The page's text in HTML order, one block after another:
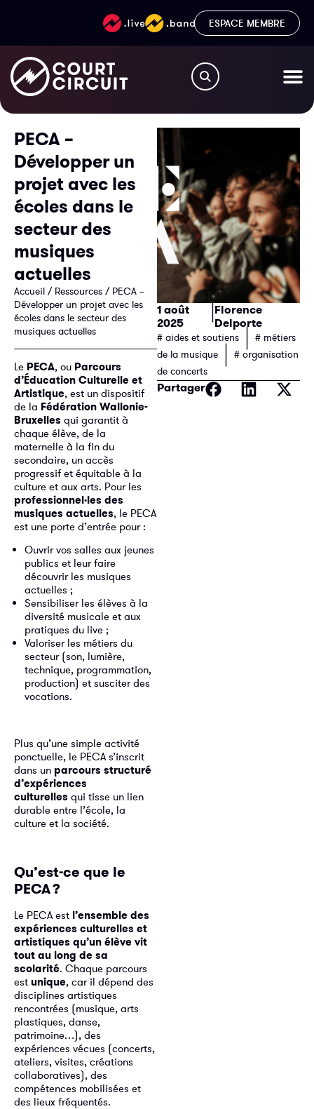
ESPACE MEMBRE
PECA –
Développer un
projet avec les
écoles dans le
secteur des
musiques
actuelles
Accueil / Ressources / PECA –
Développer un projet avec les
écoles dans le secteur des
musiques actuelles
Le PECA, ou Parcours
d’Éducation Culturelle et
Artistique, est un dispositif
de la Fédération Wallonie-
Bruxelles qui garantit à
chaque élève, de la
maternelle à la fin du
secondaire, un accès
progressif et équitable à la
culture et aux arts. Pour les
professionnel·les des
musiques actuelles, le PECA
est une porte d’entrée pour :
Ouvrir vos salles aux jeunes
publics et leur faire
découvrir les musiques
actuelles ;
Sensibiliser les élèves à la
diversité musicale et aux
pratiques du live ;
Valoriser les métiers du
secteur (son, lumière,
technique, programmation,
production) et susciter des
vocations.
Plus qu’une simple activité
ponctuelle, le PECA s’inscrit
dans un parcours structuré
d’expériences
culturelles qui tisse un lien
durable entre l’école, la
culture et la société.
Qu’est-ce que le
PECA?
Le PECA est l’ensemble des
expériences culturelles et
artistiques qu’un élève vit
tout au long de sa
scolarité. Chaque parcours
est unique, car il dépend des
disciplines artistiques
rencontrées (musique, arts
plastiques, danse,
patrimoine…), des
expériences vécues (concerts,
ateliers, visites, créations
collaboratives), des
compétences mobilisées et
des lieux fréquentés.
1 août
2025
|Florence
Delporte
# aides et soutiens|# métiers
de la musique | # organisation
de concerts
Partager